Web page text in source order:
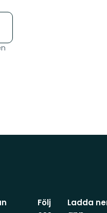
Följ
Ladda